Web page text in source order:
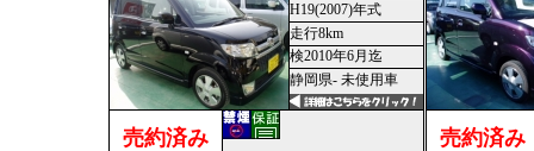
H19(2007)年式
走行8km
検2010年6月迄
静岡県- 未使用車
売約済み 売約済み